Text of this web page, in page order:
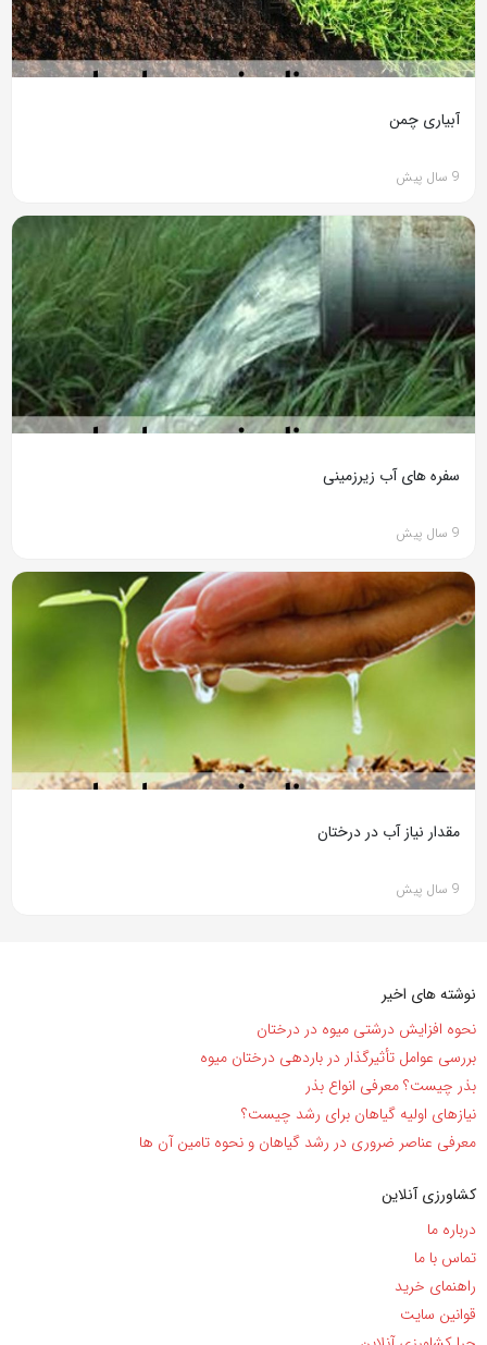
آبیاری چمن
9 سال پیش
سفره های آب زیرزمینی
9 سال پیش
مقدار نیاز آب در درختان
9 سال پیش
نوشته های اخیر
نحوه افزایش درشتی میوه در درختان
بررسی عوامل تأثیرگذار در باردهی درختان میوه
بذر چیست؟ معرفی انواع بذر
نیاز‌های اولیه گیاهان برای رشد چیست؟
معرفی عناصر ضروری در رشد گیاهان و نحوه تامین آن ها
کشاورزی آنلاین
درباره ما
تماس با ما
راهنمای خرید
قوانین سایت